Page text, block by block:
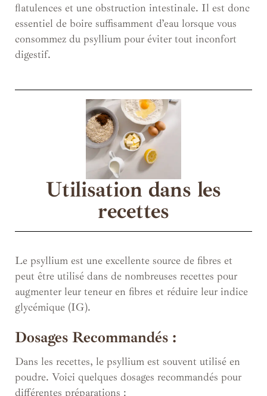
flatulences et une obstruction intestinale. Il est donc
essentiel de boire suffisamment d’eau lorsque vous
consommez du psyllium pour éviter tout inconfort
digestif.
Utilisation dans les
recettes
Le psyllium est une excellente source de fibres et
peut être utilisé dans de nombreuses recettes pour
augmenter leur teneur en fibres et réduire leur indice
glycémique (IG).
Dosages Recommandés :
Dans les recettes, le psyllium est souvent utilisé en
poudre. Voici quelques dosages recommandés pour
différentes préparations :